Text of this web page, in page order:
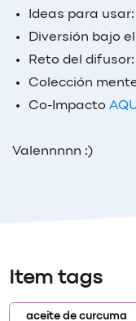
Ideas para usar:
Diversión bajo
Reto del difusor:
Colección
Co-Impacto
Valennnnn :)
Item tags
aceite de curcuma